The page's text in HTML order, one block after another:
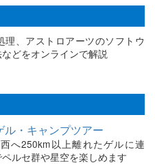
理、アストロアーツのソフトウ
どをオンラインで解説
・キャンプツアー
へ250km以上離れたゲルに連
ルセ群や星空を楽しめます